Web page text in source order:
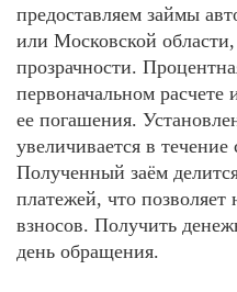
предоставляем займы
или Московской
прозрачности.
первоначальном
ее погашения.
увеличивается в
Полученный заём
платежей, что позволяет
взносов. Получить
день обращения.